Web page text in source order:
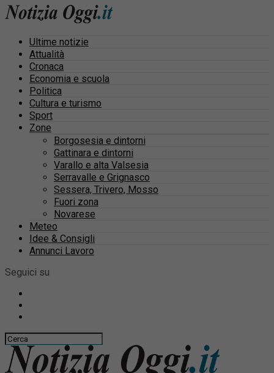
Ultime notizie
Attualità
Cronaca
Economia e scuola
Politica
Cultura e turismo
Sport
Zone
Borgosesia e dintorni
Gattinara e dintorni
Varallo e alta Valsesia
Serravalle e Grignasco
Sessera, Trivero, Mosso
Fuori zona
Novarese
Meteo
Idee & Consigli
Annunci Lavoro
Seguici su